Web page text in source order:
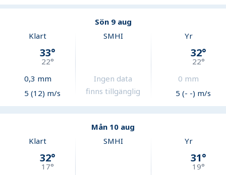
Sön 9 aug
Klart
33°
22°
0,3 mm
5 (12) m/s
SMHI
Ingen data
finns tillgänglig
Yr
32°
22°
0 mm
5 (- -) m/s
Mån 10 aug
Klart
32°
17°
SMHI Yr
31°
19°